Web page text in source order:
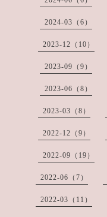
2024-03（6）
2023-12（10）
2023-09（9）
2023-06（8）
2023-03（8）
2022-12（9）
2022-09（19）
2022-06（7）
2022-03（11）